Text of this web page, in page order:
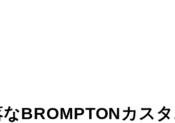
BROMPTONカス